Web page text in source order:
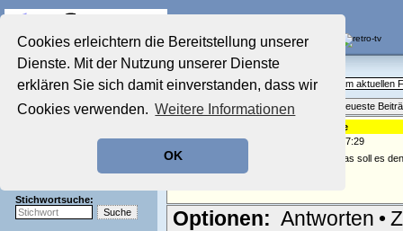
Cookies erleichtern die Bereitstellung unserer
Dienste. Mit der Nutzung unserer Dienste
erklären Sie sich damit einverstanden, dass wir
Cookies verwenden. Weitere Informationen
OK
Startseite
Aktuelles Forum
Film-Forum
Zeichentrick-Forum
Stichwortsuche:
Aktuelles Forum
Fragen, Antworten und Meinungen zum aktuellen
Themenübersicht • Neues Thema
Neueste
Re: [perfekte Dinner] Berliner Woche
geschrieben von:
, 17.11.06 07:29
@ tyson welche Behinderung bei Mathias soll es
Optionen: Antworten •